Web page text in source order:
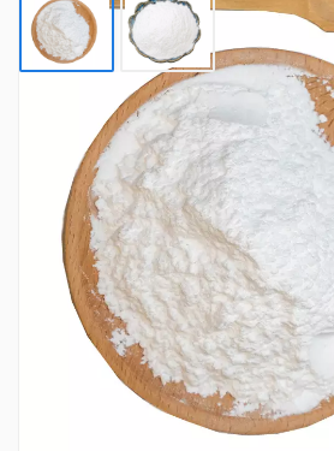
工厂供应 L-异亮氨酸 USP
L-异亮氨酸是人体八种必需氨基酸之一，也是人
CAS号 : 73-32-5
欧洲化学会 : 200-798-2
包裹 : 25KG/DRUM
CHINA
C6H13NO2
200KG